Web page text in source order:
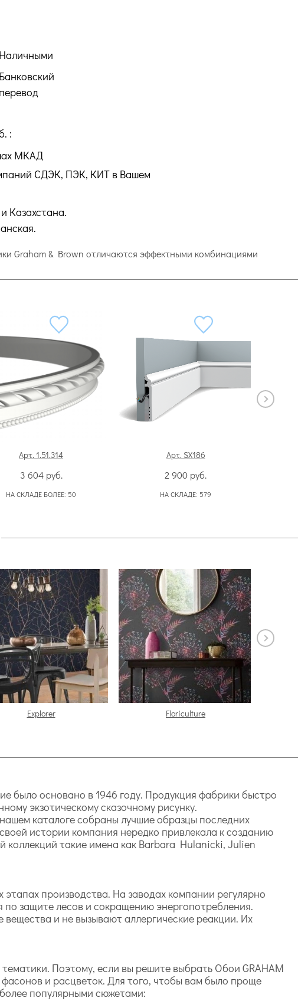
Наличными
Банковский
перевод
:
МКАД
СДЭК, ПЭК, КИТ в Вашем
Казахстана.
Graham & Brown отличаются эффектными комбинациями
Арт. 1.51.314
3 604 руб.
НА СКЛАДЕ БОЛЕЕ: 50
Арт. SX186
2 900 руб.
НА СКЛАДЕ: 579
Explorer Floriculture
было основано в 1946 году. Продукция фабрики быстро
экзотическому сказочному рисунку.
каталоге собраны лучшие образцы последних
истории компания нередко привлекала к созданию
коллекций такие имена как Barbara Hulanicki, Julien
производства. На заводах компании регулярно
защите лесов и сокращению энергопотребления.
и не вызывают аллергические реакции. Их
Поэтому, если вы решите выбрать Обои GRAHAM
и расцветок. Для того, чтобы вам было проще
популярными сюжетами: